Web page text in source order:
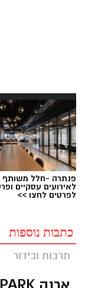
פנתרה -חלל משותף
לאירועים עסקיים
לפרטים לחצו >>
כתבות נוספות
תרבות ובידור